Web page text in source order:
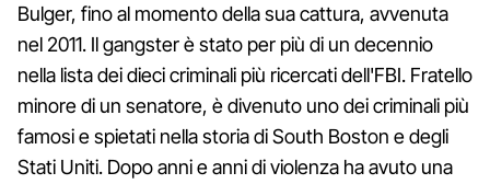
Bulger, fino al momento della sua cattura, avvenuta
nel 2011. Il gangster è stato per più di un decennio
nella lista dei dieci criminali più ricercati dell'FBI. Fratello
minore di un senatore, è divenuto uno dei criminali più
famosi e spietati nella storia di South Boston e degli
Stati Uniti. Dopo anni e anni di violenza ha avuto una